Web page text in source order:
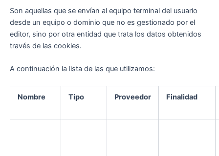
Son aquellas que se envían al equipo terminal del usuario
desde un equipo o dominio que no es gestionado por el
editor, sino por otra entidad que trata los datos obtenidos
través de las cookies.
A continuación la lista de las que utilizamos:
Nombre Tipo Proveedor Finalidad